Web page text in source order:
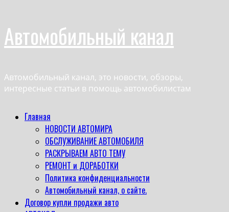
Перейти
к
содержимому
Автомобильный канал
Автомобильный канал, это новости, обзоры,
интересные статьи в помощь автомобилистам
Основное
Главная
НОВОСТИ АВТОМИРА
ОБСЛУЖИВАНИЕ АВТОМОБИЛЯ
РАСКРЫВАЕМ АВТО ТЕМУ
РЕМОНТ и ДОРАБОТКИ
Политика конфиденциальности
Автомобильный канал, о сайте.
Договор купли продажи авто